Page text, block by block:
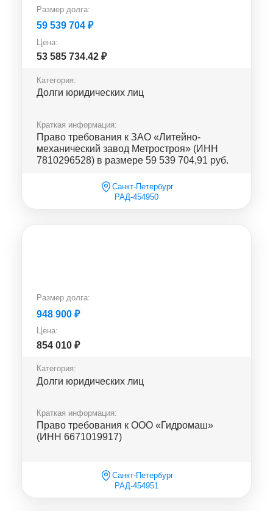
Размер долга:
59 539 704 ₽
Цена:
53 585 734.42 ₽
Категория:
Долги юридических лиц
Краткая информация:
Право требования к ЗАО «Литейно-
механический завод Метростроя» (ИНН
7810296528) в размере 59 539 704,91 руб.
Санкт-Петербург
РАД-454950
Размер долга:
948 900 ₽
Цена:
854 010 ₽
Категория:
Долги юридических лиц
Краткая информация:
Право требования к ООО «Гидромаш»
(ИНН 6671019917)
Санкт-Петербург
РАД-454951